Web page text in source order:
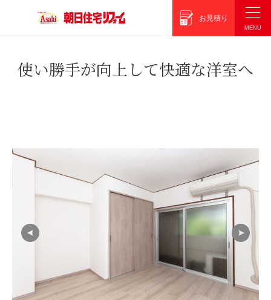
お見積り
使い勝手が向上して快適な洋室へ